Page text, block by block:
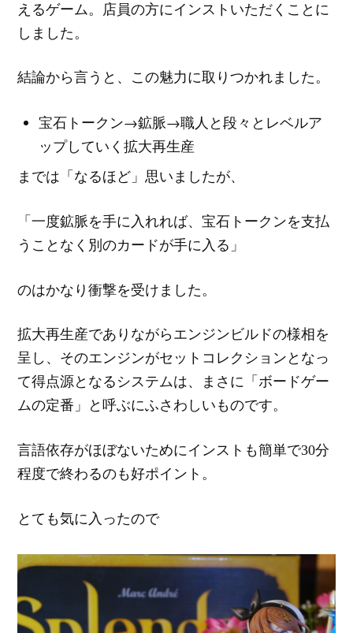
えるゲーム。店員の方にインストいただくことに
しました。
結論から言うと、この魅力に取りつかれました。
宝石トークン→鉱脈→職人と段々とレベルア
ップしていく拡大再生産
までは「なるほど」思いましたが、
「一度鉱脈を手に入れれば、宝石トークンを支払
うことなく別のカードが手に入る」
のはかなり衝撃を受けました。
拡大再生産でありながらエンジンビルドの様相を
呈し、そのエンジンがセットコレクションとなっ
て得点源となるシステムは、まさに「ボードゲー
ムの定番」と呼ぶにふさわしいものです。
言語依存がほぼないためにインストも簡単で30分
程度で終わるのも好ポイント。
とても気に入ったので